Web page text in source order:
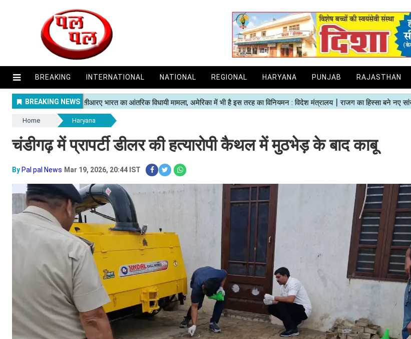
BREAKING INTERNATIONAL NATIONAL REGIONAL HARYANA PUNJAB RAJASTHAN
Home Haryana
चंडीगढ़ में प्रापर्टी डीलर की हत्यारोपी कैथल में मुठभेड़ के बाद काबू
By Pal pal News Mar 19, 2026, 20:44 IST